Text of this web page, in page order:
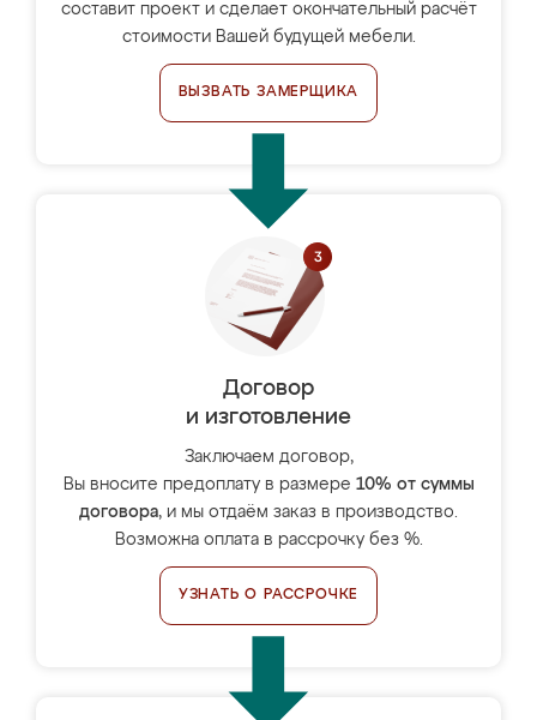
составит проект и сделает окончательный расчёт
стоимости Вашей будущей мебели.
ВЫЗВАТЬ ЗАМЕРЩИКА
Договор
и изготовление
Заключаем договор,
Вы вносите предоплату в размере 10% от суммы
договора, и мы отдаём заказ в производство.
Возможна оплата в рассрочку без %.
УЗНАТЬ О РАССРОЧКЕ